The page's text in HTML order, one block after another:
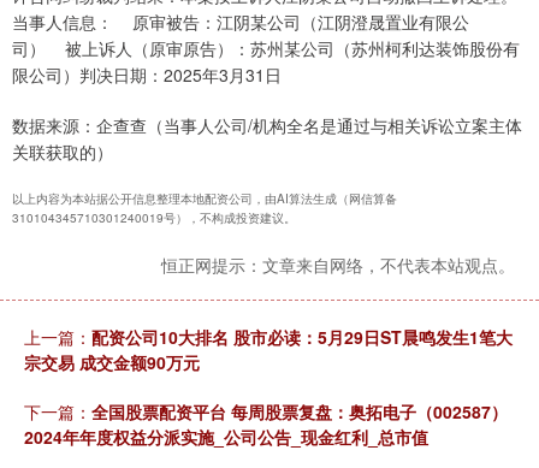
当事人信息： 原审被告：江阴某公司（江阴澄晟置业有限公
司） 被上诉人（原审原告）：苏州某公司（苏州柯利达装饰股份有
限公司）判决日期：2025年3月31日
数据来源：企查查（当事人公司/机构全名是通过与相关诉讼立案主体
关联获取的）
以上内容为本站据公开信息整理本地配资公司，由AI算法生成（网信算备
310104345710301240019号），不构成投资建议。
恒正网提示：文章来自网络，不代表本站观点。
上一篇： 配资公司10大排名 股市必读：5月29日ST晨鸣发生1笔大
宗交易 成交金额90万元
下一篇： 全国股票配资平台 每周股票复盘：奥拓电子（002587）
2024年年度权益分派实施_公司公告_现金红利_总市值